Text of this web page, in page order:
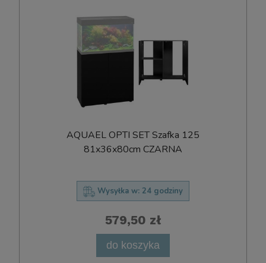
AQUAEL OPTI SET Szafka 125
81x36x80cm CZARNA
Wysyłka w: 24 godziny
579,50 zł
do koszyka